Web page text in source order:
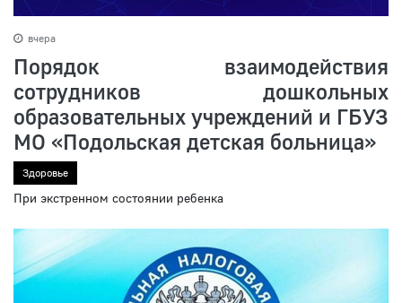
вчера
Порядок взаимодействия
сотрудников дошкольных
образовательных учреждений и ГБУЗ
МО «Подольская детская больница»
Здоровье
При экстренном состоянии ребенка